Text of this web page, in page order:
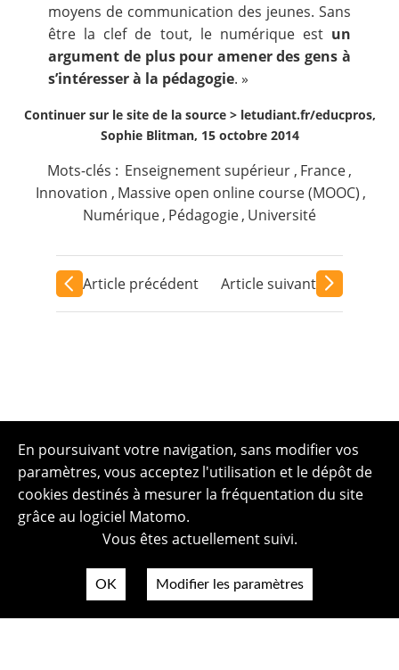
moyens de communication des jeunes. Sans
être la clef de tout, le numérique estun
argument de plus pour amener des gens à
s’intéresser à la pédagogie. »
Continuer sur le site de la source > letudiant.fr/educpros,
Sophie Blitman, 15 octobre 2014
Mots-clés : Enseignement supérieur , France,
Innovation , Massive open online course (MOOC) ,
Numérique, Pédagogie, Université
Article précédent Article suivant
En poursuivant votre navigation, sans modifier vos
paramètres, vous acceptez l'utilisation et le dépôt de
cookies destinés à mesurer la fréquentation du site
grâce au logiciel Matomo.
Vous êtes actuellement suivi.
OK Modifier les paramètres